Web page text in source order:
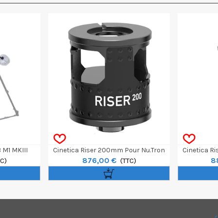
MKIII
Cinetica Riser 200mm Pour Nu.Tron
4.0
876,00 € (TTC)
Cinetica